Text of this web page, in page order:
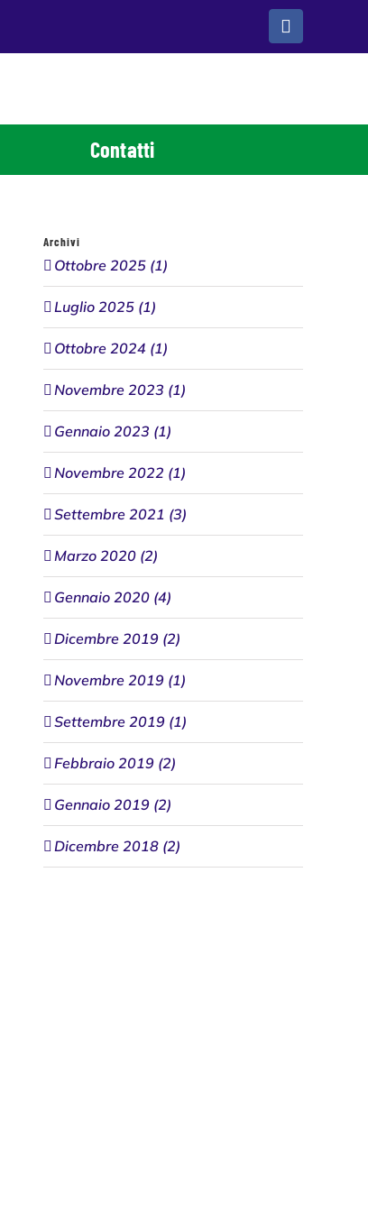
Facebook
Contatti
Archivi
Ottobre 2025 (1)
Luglio 2025 (1)
Ottobre 2024 (1)
Novembre 2023 (1)
Gennaio 2023 (1)
Novembre 2022 (1)
Settembre 2021 (3)
Marzo 2020 (2)
Gennaio 2020 (4)
Dicembre 2019 (2)
Novembre 2019 (1)
Settembre 2019 (1)
Febbraio 2019 (2)
Gennaio 2019 (2)
Dicembre 2018 (2)